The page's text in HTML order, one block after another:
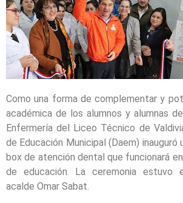
Como una forma de complementar y
académica de los alumnos y alumnas
Enfermería del Liceo Técnico de
de Educación Municipal (Daem) inauguró
box de atención dental que funcionará
de educación. La ceremonia estuvo
acalde Omar Sabat.